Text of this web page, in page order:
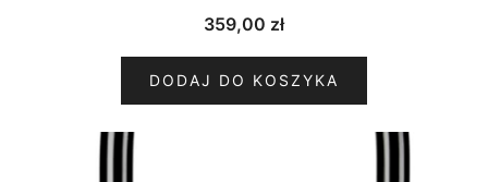
359,00 zł
DODAJ DO KOSZYKA